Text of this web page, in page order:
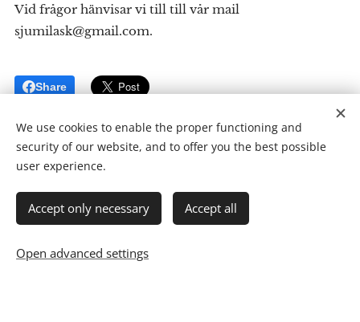
Vid frågor hänvisar vi till till vår mail
sjumilask@gmail.com.
Share
We use cookies to enable the proper functioning and
security of our website, and to offer you the best possible
user experience.
Accept only necessary Accept all
Open advanced settings